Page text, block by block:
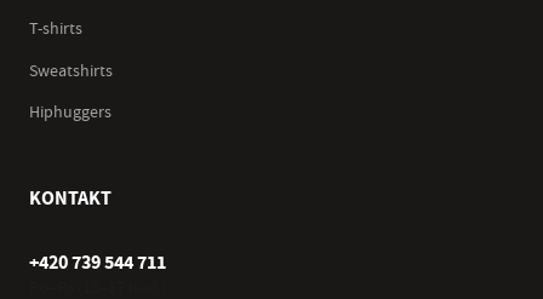
T-shirts
Sweatshirts
Hiphuggers
KONTAKT
+420 739 544 711